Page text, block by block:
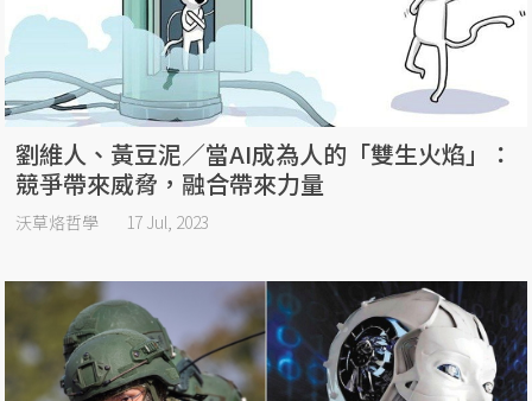
劉維人、黃豆泥／當AI成為人的「雙生火焰」：
競爭帶來威脅，融合帶來力量
沃草烙哲學 17 Jul, 2023